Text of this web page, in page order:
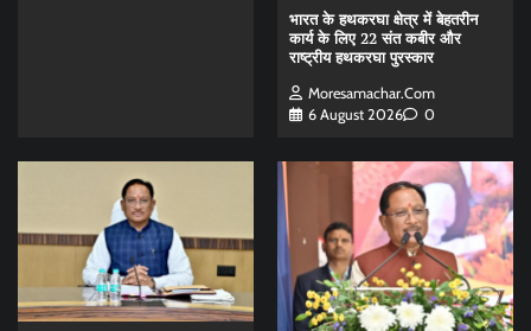
भारत के हथकरघा क्षेत्र में बेहतरीन
कार्य के लिए 22 संत कबीर और
राष्ट्रीय हथकरघा पुरस्कार
Moresamachar.com
6 August 2026
0